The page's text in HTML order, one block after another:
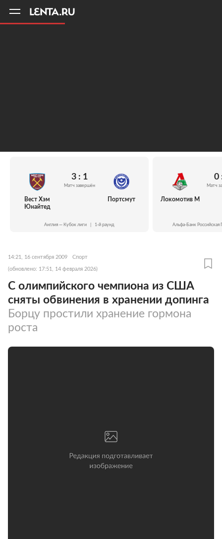
Вест Хэм
Юнайтед
3 : 1
Матч завершён
Портсмут
Англия — Кубок лиги 1-й раунд
Локомотив М
0
Матч
Альфа-Банк Российская
14:21, 16 сентября 2009 Спорт
(обновлено: 17:51, 14 февраля 2026)
С олимпийского чемпиона из США
сняты обвинения в хранении допинга
Борцу простили хранение гормона
роста